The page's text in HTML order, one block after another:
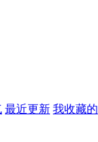
最近更新 我收藏的